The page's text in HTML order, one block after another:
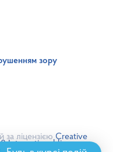
зору
ліцензією Creative
International license,